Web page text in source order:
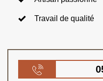
Travail de qualité